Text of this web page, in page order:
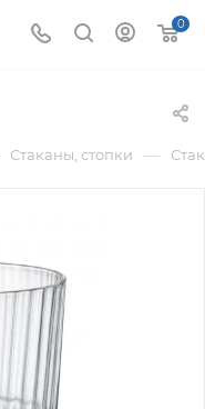
0
Стаканы, стопки —